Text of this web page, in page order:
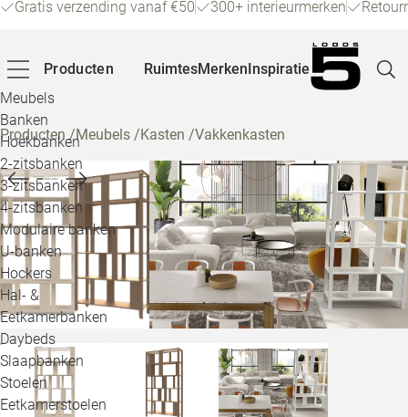
Gratis verzending vanaf €50 300+ interieurmerken
Producten
Meubels
Banken
Hoekbanken
2-zitsbanken
3-zitsbanken
4-zitsbanken
Modulaire banken
U-banken
Hockers
Hal- &
Eetkamerbanken
Daybeds
Slaapbanken
Stoelen
Eetkamerstoelen
RuimtesMerkenInspiratie
Producten/Meubels /Kasten /Vakkenkasten